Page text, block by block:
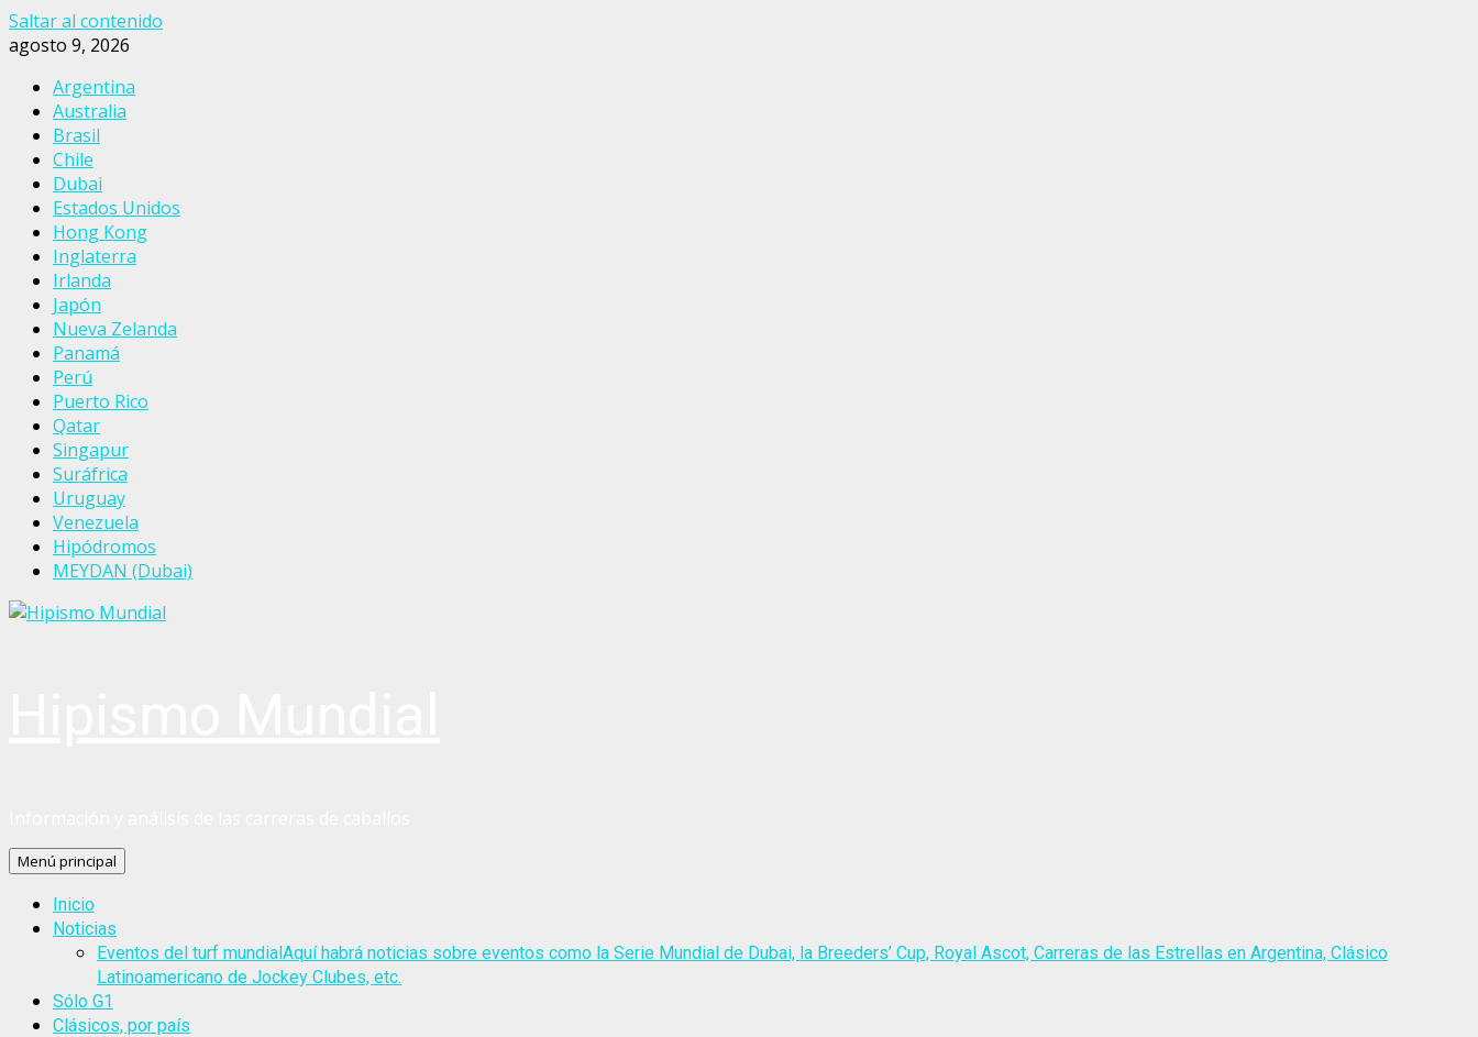
Saltar al contenido
agosto 9, 2026
Argentina
Australia
Brasil
Chile
Dubai
Estados Unidos
Hong Kong
Inglaterra
Irlanda
Japón
Nueva Zelanda
Panamá
Perú
Puerto Rico
Qatar
Singapur
Suráfrica
Uruguay
Venezuela
Hipódromos
MEYDAN (Dubai)
Menú principal
Inicio
Noticias
Eventos del turf mundialAquí habrá noticias sobre eventos como la Serie Mundial de Dubai, la Breeders’ Cup, Royal Ascot, Carreras de las Estrellas en Argentina, Clásico
Latinoamericano de Jockey Clubes, etc.
Sólo G1
Clásicos, por país